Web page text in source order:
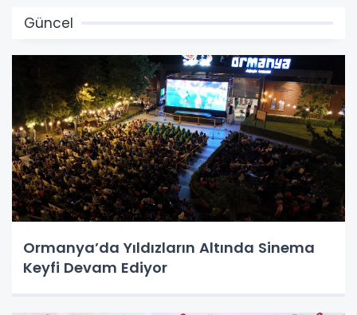
Güncel
Ormanya’da Yıldızların Altında Sinema
Keyfi Devam Ediyor